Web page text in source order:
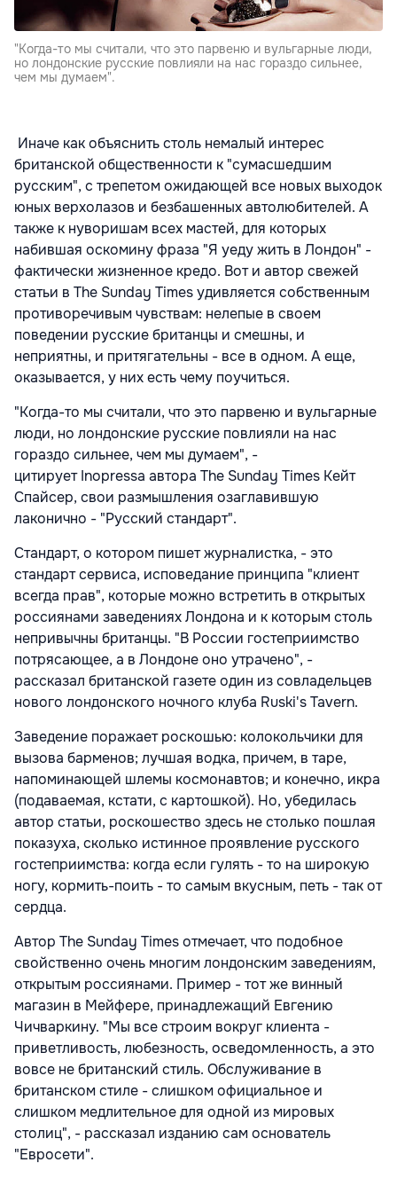
"Когда-то мы считали, что это парвеню и вульгарные люди,
но лондонские русские повлияли на нас гораздо сильнее,
чем мы думаем".
Иначе как объяснить столь немалый интерес
британской общественности к "сумасшедшим
русским", с трепетом ожидающей все новых выходок
юных верхолазов и безбашенных автолюбителей. А
также к нуворишам всех мастей, для которых
набившая оскомину фраза "Я уеду жить в Лондон" -
фактически жизненное кредо. Вот и автор свежей
статьи в The Sunday Times удивляется собственным
противоречивым чувствам: нелепые в своем
поведении русские британцы и смешны, и
неприятны, и притягательны - все в одном. А еще,
оказывается, у них есть чему поучиться.
"Когда-то мы считали, что это парвеню и вульгарные
люди, но лондонские русские повлияли на нас
гораздо сильнее, чем мы думаем", -
цитирует Inopressa автора The Sunday Times Кейт
Спайсер, свои размышления озаглавившую
лаконично - "Русский стандарт".
Стандарт, о котором пишет журналистка, - это
стандарт сервиса, исповедание принципа "клиент
всегда прав", которые можно встретить в открытых
россиянами заведениях Лондона и к которым столь
непривычны британцы. "В России гостеприимство
потрясающее, а в Лондоне оно утрачено", -
рассказал британской газете один из совладельцев
нового лондонского ночного клуба Ruski's Tavern.
Заведение поражает роскошью: колокольчики для
вызова барменов; лучшая водка, причем, в таре,
напоминающей шлемы космонавтов; и конечно, икра
(подаваемая, кстати, с картошкой). Но, убедилась
автор статьи, роскошество здесь не столько пошлая
показуха, сколько истинное проявление русского
гостеприимства: когда если гулять - то на широкую
ногу, кормить-поить - то самым вкусным, петь - так от
сердца.
Автор The Sunday Times отмечает, что подобное
свойственно очень многим лондонским заведениям,
открытым россиянами. Пример - тот же винный
магазин в Мейфере, принадлежащий Евгению
Чичваркину. "Мы все строим вокруг клиента -
приветливость, любезность, осведомленность, а это
вовсе не британский стиль. Обслуживание в
британском стиле - слишком официальное и
слишком медлительное для одной из мировых
столиц", - рассказал изданию сам основатель
"Евросети".